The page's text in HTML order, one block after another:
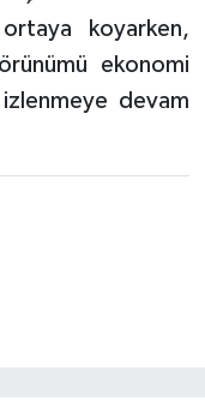
koyarken,
ekonomi
devam